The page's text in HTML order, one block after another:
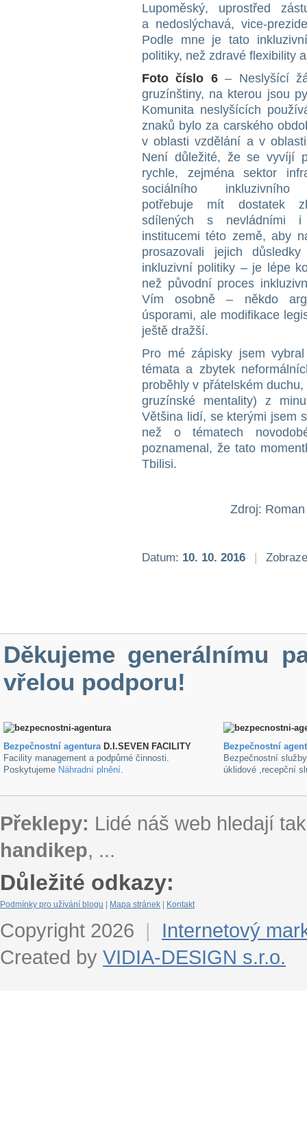
Lupoměský, uprostřed
a nedoslýchavá, vice-
Podle mne je tato
politiky, než zdravé flexibility
Foto číslo 6 – Neslyšící
gruzínštiny, na kterou jsou
Komunita neslyšících
znaků bylo za carského
v oblasti vzdělání a v
Není důležité, že se vyvíjí
rychle, zejména sektor
sociálního inkluzivního
potřebuje mít dostatek
sdílených s nevládními i
institucemi této země, aby
prosazovali jejich
inkluzivní politiky – je lépe
než původní proces
Vím osobně – někdo
úsporami, ale modifikace
ještě dražší.
Pro mé zápisky jsem
témata a zbytek
proběhly v přátelském
gruzínské mentality) z
Většina lidí, se kterými jsem
než o tématech
poznamenal, že tato
Tbilisi.
Zdroj:
Datum: 10. 10. 2016 |
Děkujeme generálnímu
vřelou podporu!
Bezpečnostní agenturaD.I.SEVEN FACILITY
Facility management a podpůrné činnosti.
Poskytujeme Náhradní plnění.
Bezpečnostní
Bezpečnostní
úklidové ,recepční
Překlepy: Lidé náš web hledají
handikep, ...
Důležité odkazy:
Podmínky pro užívání blogu Mapa stránek Kontakt
Copyright 2026 |
Internetový
Created by VIDIA-DESIGN s.r.o.